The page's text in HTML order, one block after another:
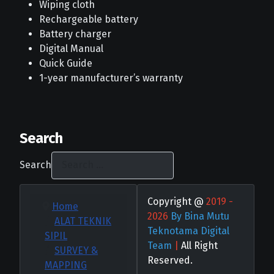
Wiping cloth
Rechargeable battery
Battery charger
Digital Manual
Quick Guide
1-year manufacturer’s warranty
Search
Search
Home
ALAT TEKNIK
SIPIL
SURVEY &
MAPPING
Copyright @ 2019 -
2026 By Bina Mutu
Teknotama Digital
Team
All Right
Reserved.